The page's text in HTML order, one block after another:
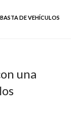
DE VEHÍCULOS
una